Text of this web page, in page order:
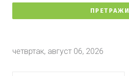
ПРЕТРАЖИ
четвртак, август 06, 2026